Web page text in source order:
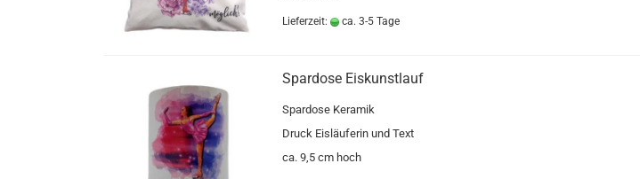
Lieferzeit: ca. 3-5 Tage
Spardose Eiskunstlauf
Spardose Keramik
Druck Eisläuferin und Text
ca. 9,5 cm hoch